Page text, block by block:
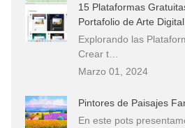
15 Plataformas
Portafolio de Arte Digital
Explorando las
Crear t…
Marzo 01, 2024
Pintores de Paisajes
En este pots